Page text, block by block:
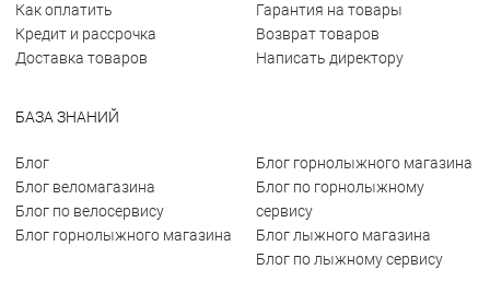
Как оплатить
Кредит и рассрочка
Доставка товаров
Гарантия на товары
Возврат товаров
Написать директору
БАЗА ЗНАНИЙ
Блог
Блог веломагазина
Блог по велосервису
Блог горнолыжного магазина
Блог горнолыжного магазина
Блог по горнолыжному
сервису
Блог лыжного магазина
Блог по лыжному сервису